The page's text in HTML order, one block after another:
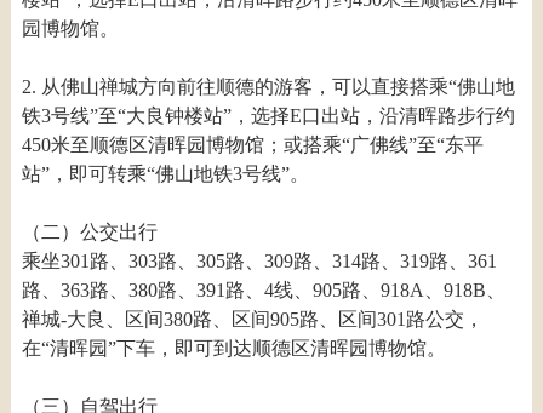
园博物馆。
2. 从佛山禅城方向前往顺德的游客，可以直接搭乘“佛山地
铁3号线”至“大良钟楼站”，选择E口出站，沿清晖路步行约
450米至顺德区清晖园博物馆；或搭乘“广佛线”至“东平
站”，即可转乘“佛山地铁3号线”。
（二）公交出行
乘坐301路、303路、305路、309路、314路、319路、361
路、363路、380路、391路、4线、905路、918A、918B、
禅城-大良、区间380路、区间905路、区间301路公交，
在“清晖园”下车，即可到达顺德区清晖园博物馆。
（三）自驾出行